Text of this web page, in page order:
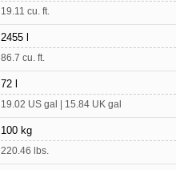
19.11 cu. ft.
2455 l
86.7 cu. ft.
72 l
19.02 US gal | 15.84 UK gal
100 kg
220.46 lbs.